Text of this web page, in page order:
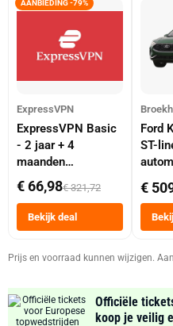
AANBIEDING -79%
ExpressVPN
ExpressVPN Basic
- 2 jaar + 4
maanden
abonnement
€ 66,98€ 321,72
Bekijk deal
Ford
ST-
€
Prijs en voorraad kunnen wijzigen.
Officiële
koop je veilig